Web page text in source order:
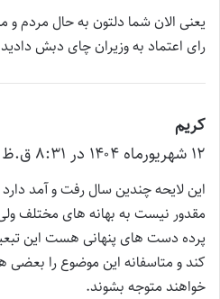
ت
:
یعنی الان شما دلتون به حال مردم و
رای اعتماد به وزیران چای دبش دادید
کریم
ف
ت
۱۲ شهریور‌ماه ۱۴۰۴ در ۸:۳۱ ق.ظ
این لایحه چندین سال رفت و آمد
مقدور نیست به بهانه های مختلف
پرده دست های پنهانی هست این
کند و متاسفانه این موضوع را بعضی
خواهند متوجه بشوند.